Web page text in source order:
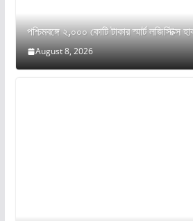
পশ্চিমবঙ্গে ২,০০০ কোটি টাকার স্মার্ট লজিস্টিক্স
August 8, 2026